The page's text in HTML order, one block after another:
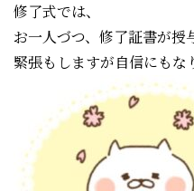
修了式では、
お一人づつ、修了証書が授
緊張もしますが自信にもな